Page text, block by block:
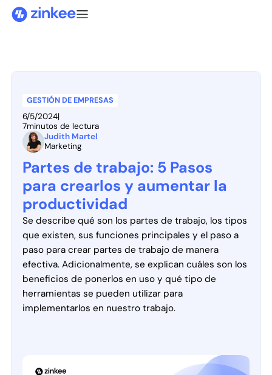
GESTIÓN DE EMPRESAS
6/5/2024|
7minutos de lectura
Judith Martel
Marketing
Partes de trabajo: 5 Pasos
para crearlos y aumentar la
productividad
Se describe qué son los partes de trabajo, los tipos
que existen, sus funciones principales y el paso a
paso para crear partes de trabajo de manera
efectiva. Adicionalmente, se explican cuáles son los
beneficios de ponerlos en uso y qué tipo de
herramientas se pueden utilizar para
implementarlos en nuestro trabajo.